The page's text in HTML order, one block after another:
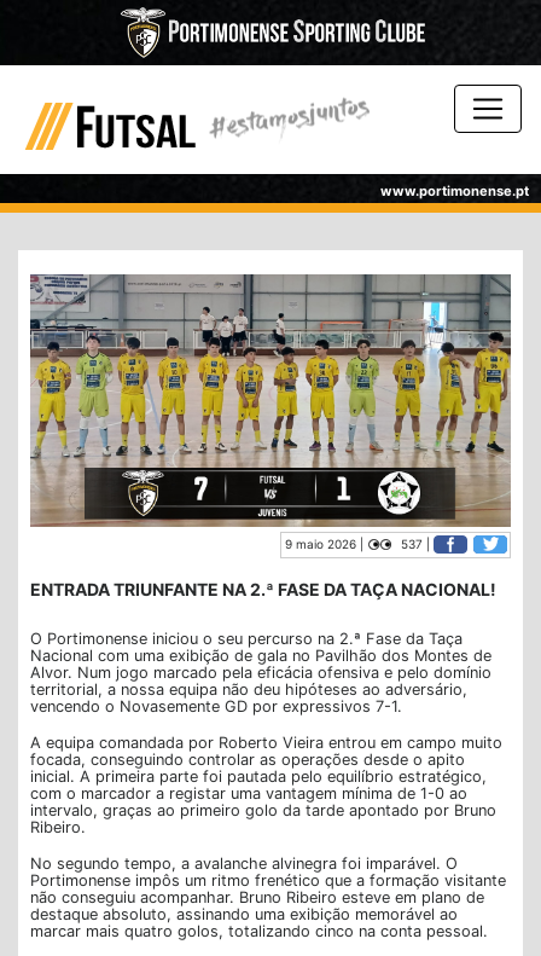
www.portimonense.pt
9 maio 2026 | 537 |
ENTRADA TRIUNFANTE NA 2.ª FASE DA TAÇA NACIONAL!
O Portimonense iniciou o seu percurso na 2.ª Fase da Taça
Nacional com uma exibição de gala no Pavilhão dos Montes de
Alvor. Num jogo marcado pela eficácia ofensiva e pelo domínio
territorial, a nossa equipa não deu hipóteses ao adversário,
vencendo o Novasemente GD por expressivos 7-1.
A equipa comandada por Roberto Vieira entrou em campo muito
focada, conseguindo controlar as operações desde o apito
inicial. A primeira parte foi pautada pelo equilíbrio estratégico,
com o marcador a registar uma vantagem mínima de 1-0 ao
intervalo, graças ao primeiro golo da tarde apontado por Bruno
Ribeiro.
No segundo tempo, a avalanche alvinegra foi imparável. O
Portimonense impôs um ritmo frenético que a formação visitante
não conseguiu acompanhar. Bruno Ribeiro esteve em plano de
destaque absoluto, assinando uma exibição memorável ao
marcar mais quatro golos, totalizando cinco na conta pessoal.